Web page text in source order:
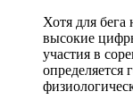
Хотя для
высокие
участия в
определяется